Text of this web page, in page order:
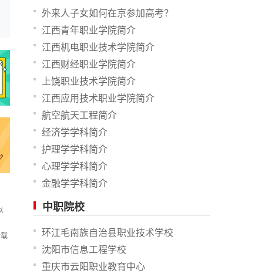
外来人子女如何在京参加高考？
江西青年职业学院简介
江西机电职业技术学院简介
江西财经职业学院简介
上饶职业技术学院简介
江西应用技术职业学院简介
航空航天工程简介
经济学学科简介
护理学学科简介
心理学学科简介
金融学学科简介
中职院校
环江毛南族自治县职业技术学校
沈阳市信息工程学校
重庆市云阳职业教育中心